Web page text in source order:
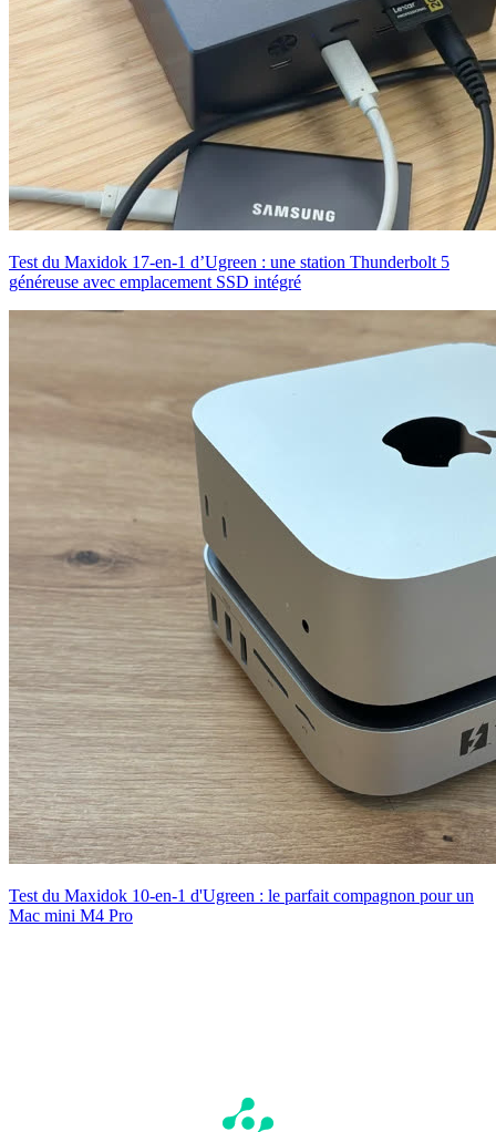
Test du Maxidok 17-en-1 d’Ugreen : une station Thunderbolt 5
généreuse avec emplacement SSD intégré
Test du Maxidok 10-en-1 d'Ugreen : le parfait compagnon pour un
Mac mini M4 Pro